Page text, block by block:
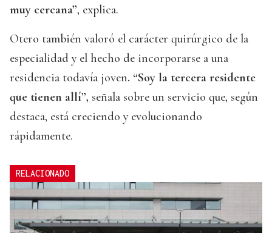
muy cercana”, explica.
Otero también valoró el carácter quirúrgico de la
especialidad y el hecho de incorporarse a una
residencia todavía joven. “Soy la tercera residente
que tienen allí”, señala sobre un servicio que, según
destaca, está creciendo y evolucionando
rápidamente.
RELACIONADO